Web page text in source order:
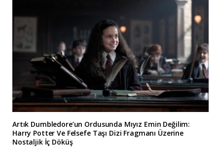
Artık Dumbledore’un Ordusunda Mıyız Emin Değilim:
Harry Potter Ve Felsefe Taşı Dizi Fragmanı Üzerine
Nostaljik İç Döküş